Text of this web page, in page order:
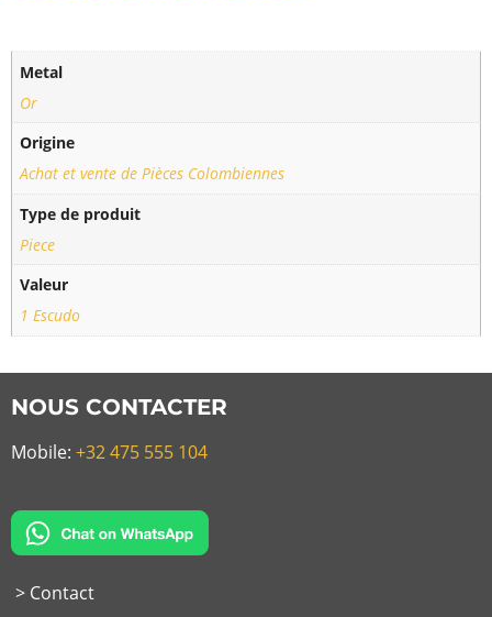
Metal
Or
Origine
Achat et vente de Pièces Colombiennes
Type de produit
Piece
Valeur
1 Escudo
NOUS CONTACTER
Mobile: +32 475 555 104
> Contact